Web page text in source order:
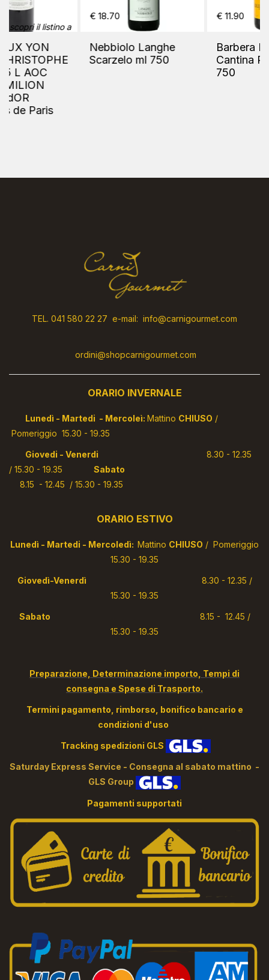
Barbera D'Alba DOC
Cantina Parroco ml
750
Gewurztraminer St.
Micheal Eppan ml 750
€ 13.60
TEL. 041 580 22 27 e-mail: info@carnigourmet.com
ordini@shopcarnigourmet.com
ORARIO INVERNALE
Lunedì - Martedi - Mercoleì: Mattino CHIUSO /
Pomeriggio 15.30 - 19.35
Giovedi - Venerdi 8.30 - 12.35
/ 15.30 - 19.35
Sabato
8.15 - 12.45 / 15.30 - 19.35
ORARIO ESTIVO
Lunedì - Martedi - Mercoledì: Mattino CHIUSO / Pomeriggio
15.30 - 19.35
Giovedì-Venerdì 8.30 - 12.35 /
15.30 - 19.35
Sabato 8.15 - 12.45 /
15.30 - 19.35
Preparazione, Determinazione importo, Tempi di
consegna e Spese di Trasporto.
Termini pagamento, rimborso, bonifico bancario e
condizioni d'uso
Tracking spedizioni GLS
Saturday Express Service - Consegna al sabato mattino -
GLS Group
Pagamenti supportati